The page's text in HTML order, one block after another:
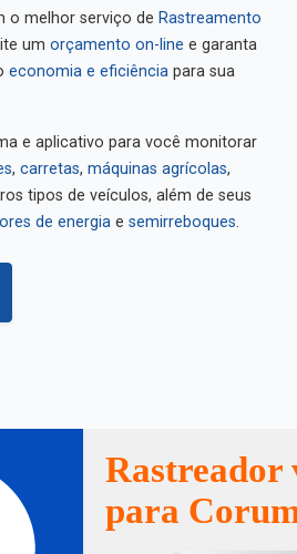
o melhor serviço de Rastreamento
um orçamento on-line e garanta
economia e eficiência para sua
e aplicativo para você monitorar
, carretas, máquinas agrícolas,
tipos de veículos, além de seus
de energia e semirreboques.
Rastreador
para